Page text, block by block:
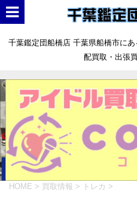
千葉鑑定団船橋店 千葉県船橋市に
配買取・出張
HOME > 買取情報 > トレカ >